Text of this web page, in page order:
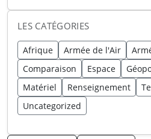
LES CATÉGORIES
Afrique Armée de l'Air
Comparaison
Espace
Matériel
Renseignement
Uncategorized